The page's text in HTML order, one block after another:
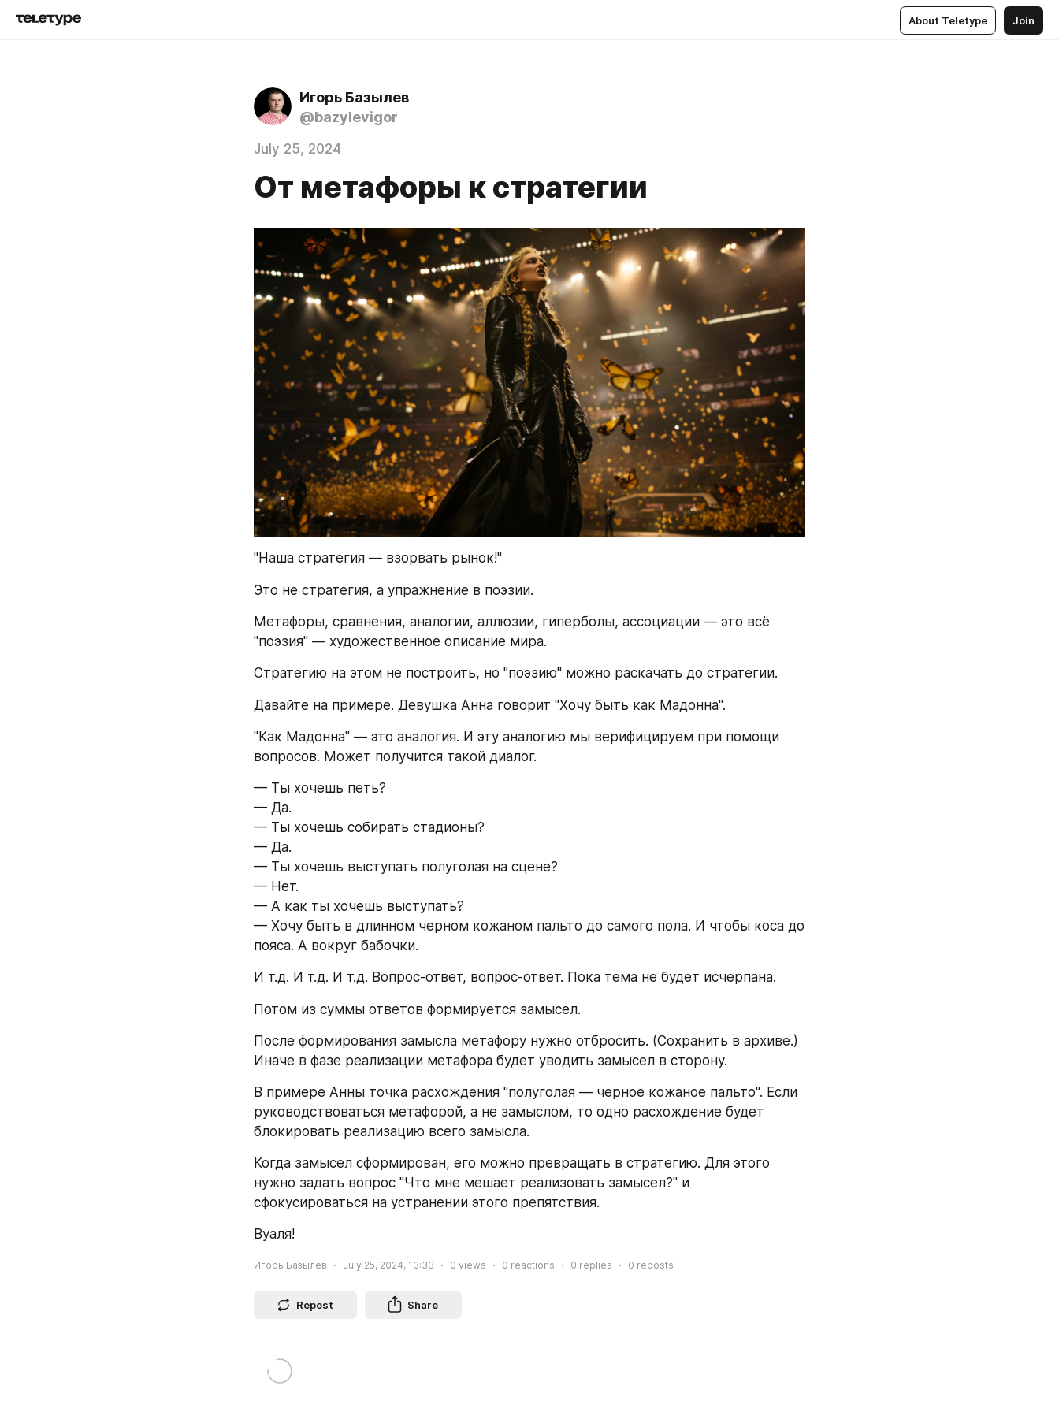
About Teletype Join
Игорь Базылев
@bazylevigor
July 25, 2024
От метафоры к стратегии
"Наша стратегия — взорвать рынок!"
Это не стратегия, а упражнение в поэзии.
Метафоры, сравнения, аналогии, аллюзии, гиперболы, ассоциации — это всё
"поэзия" — художественное описание мира.
Стратегию на этом не построить, но "поэзию" можно раскачать до стратегии.
Давайте на примере. Девушка Анна говорит "Хочу быть как Мадонна".
"Как Мадонна" — это аналогия. И эту аналогию мы верифицируем при помощи
вопросов. Может получится такой диалог.
— Ты хочешь петь?
— Да.
— Ты хочешь собирать стадионы?
— Да.
— Ты хочешь выступать полуголая на сцене?
— Нет.
— А как ты хочешь выступать?
— Хочу быть в длинном черном кожаном пальто до самого пола. И чтобы коса до
пояса. А вокруг бабочки.
И т.д. И т.д. И т.д. Вопрос-ответ, вопрос-ответ. Пока тема не будет исчерпана.
Потом из суммы ответов формируется замысел.
После формирования замысла метафору нужно отбросить. (Сохранить в архиве.)
Иначе в фазе реализации метафора будет уводить замысел в сторону.
В примере Анны точка расхождения "полуголая — черное кожаное пальто". Если
руководствоваться метафорой, а не замыслом, то одно расхождение будет
блокировать реализацию всего замысла.
Когда замысел сформирован, его можно превращать в стратегию. Для этого
нужно задать вопрос "Что мне мешает реализовать замысел?" и
сфокусироваться на устранении этого препятствия.
Вуаля!
Игорь Базылев July 25, 2024, 13:33 0 views 0 reactions 0 replies 0 reposts
Repost Share